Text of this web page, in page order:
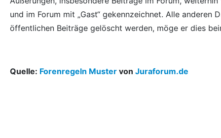
und im Forum mit „Gast“ gekennzeichnet. Alle
öffentlichen Beiträge gelöscht werden, möge er dies
Quelle: Forenregeln Muster von Juraforum.de